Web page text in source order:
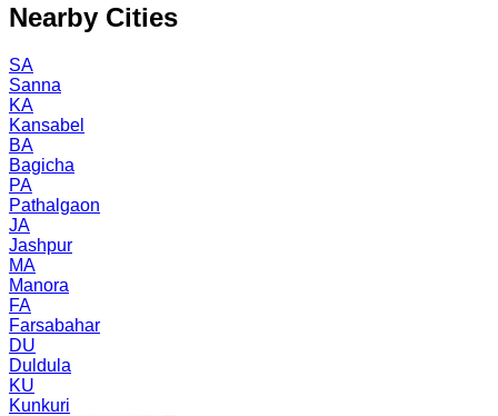
Nearby Cities
SA
Sanna
KA
Kansabel
BA
Bagicha
PA
Pathalgaon
JA
Jashpur
MA
Manora
FA
Farsabahar
DU
Duldula
KU
Kunkuri